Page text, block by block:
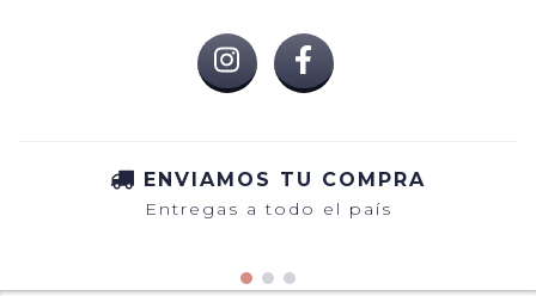
ENVIAMOS TU COMPRA
Entregas a todo el país